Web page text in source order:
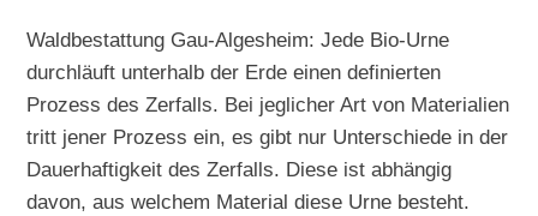
Waldbestattung Gau-Algesheim: Jede Bio-Urne
durchläuft unterhalb der Erde einen definierten
Prozess des Zerfalls. Bei jeglicher Art von Materialien
tritt jener Prozess ein, es gibt nur Unterschiede in der
Dauerhaftigkeit des Zerfalls. Diese ist abhängig
davon, aus welchem Material diese Urne besteht.